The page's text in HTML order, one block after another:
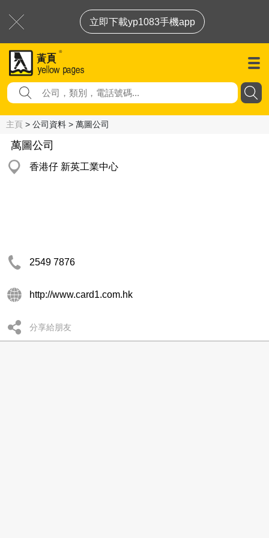
立即下載yp1083手機app
主頁 > 公司資料 > 萬圖公司
萬圖公司
香港仔 新英工業中心
2549 7876
http://www.card1.com.hk
分享給朋友